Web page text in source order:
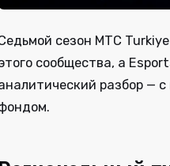
сезон MTC
сообщества, а
разбор —